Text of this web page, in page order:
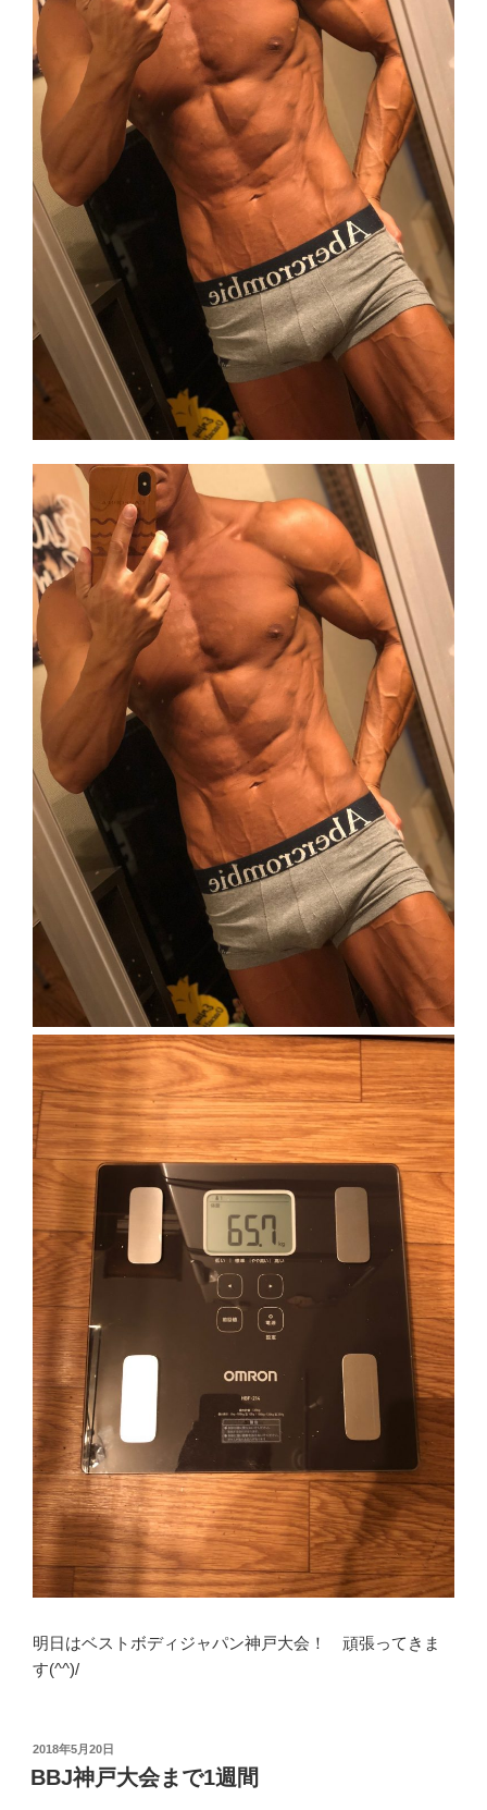
明日はベストボディジャパン神戸大会！ 頑張ってきま
す(^^)/
投
稿
日:
2018年5月20日
BBJ神戸大会まで1週間